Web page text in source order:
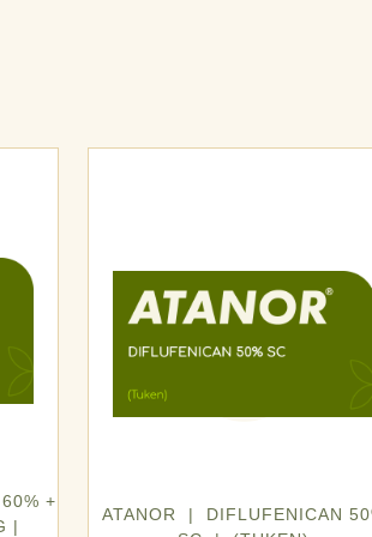
+
|
ATANOR | DIFLUFENICAN